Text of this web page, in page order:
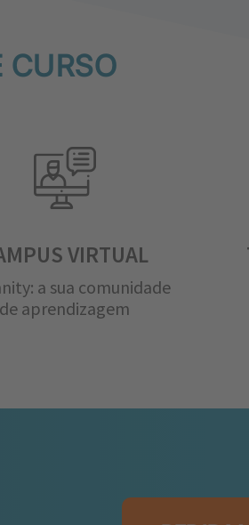
CURSO
VIRTUAL
a sua comunidade
de aprendizagem